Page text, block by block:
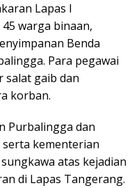
Lapas I
warga binaan,
Benda
Para pegawai
salat gaib dan
korban.
Purbalingga dan
kementerian
atas kejadian
di Lapas Tangerang.